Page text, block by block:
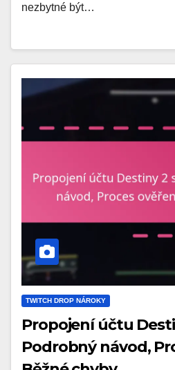
nezbytné být…
TWITCH DROP NÁROKY
Propojení účtu
Podrobný návod,